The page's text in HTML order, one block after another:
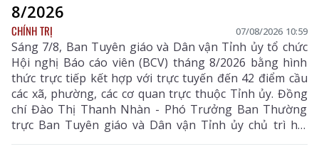
8/2026
CHÍNH TRỊ 07/08/2026 10:59
Sáng 7/8, Ban Tuyên giáo và Dân vận Tỉnh ủy tổ chức
Hội nghị Báo cáo viên (BCV) tháng 8/2026 bằng hình
thức trực tiếp kết hợp với trực tuyến đến 42 điểm cầu
các xã, phường, các cơ quan trực thuộc Tỉnh ủy. Đồng
chí Đào Thị Thanh Nhàn - Phó Trưởng Ban Thường
trực Ban Tuyên giáo và Dân vận Tỉnh ủy chủ trì hội
nghị.